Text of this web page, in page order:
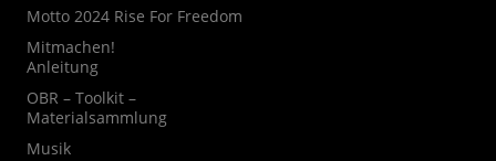
Motto 2024 Rise For Freedom
Mitmachen!
Anleitung
OBR – Toolkit –
Materialsammlung
Musik